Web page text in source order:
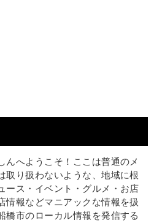
んへようこそ！ここは普通のメ
取り扱わないような、地域に根
ース・イベント・グルメ・お店
情報などマニアックな情報を扱
橋市のローカル情報を発信する